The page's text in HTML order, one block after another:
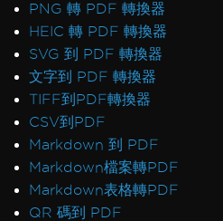
PNG 轉 PDF 轉換器
HEIC 轉 PDF 轉換器
SVG 到 PDF 轉換器
文字到 PDF 轉換器
TIFF到PDF轉換器
CSV到PDF
Markdown 到 PDF
Markdown檔案轉PDF
Markdown表格轉PDF
QR 碼到 PDF